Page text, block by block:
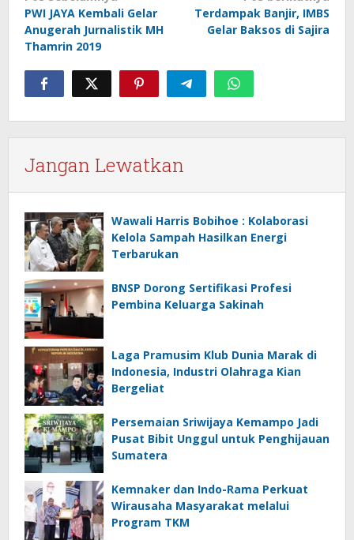
pos
PWI JAYA Kembali Gelar
Anugerah Jurnalistik MH
Thamrin 2019
Terdampak Banjir, IMBS
Gelar Baksos di Sajira
Jangan Lewatkan
Wawali Harris Bobihoe : Kolaborasi
Kelola Sampah Hasilkan Energi
Terbarukan
BNSP Dorong Sertifikasi Profesi
Pembina Keluarga Sakinah
Laga Pramusim Klub Dunia Marak di
Indonesia, Industri Olahraga Kian
Bergeliat
Persemaian Sriwijaya Kemampo Jadi
Pusat Bibit Unggul untuk Penghijauan
Sumatera
Kemnaker dan Indo-Rama Perkuat
Wirausaha Masyarakat melalui
Program TKM